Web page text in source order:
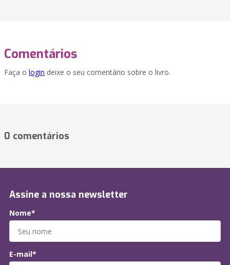
Comentários
Faça o login deixe o seu comentário sobre o livro.
0 comentários
Assine a nossa newsletter
Nome*
E-mail*